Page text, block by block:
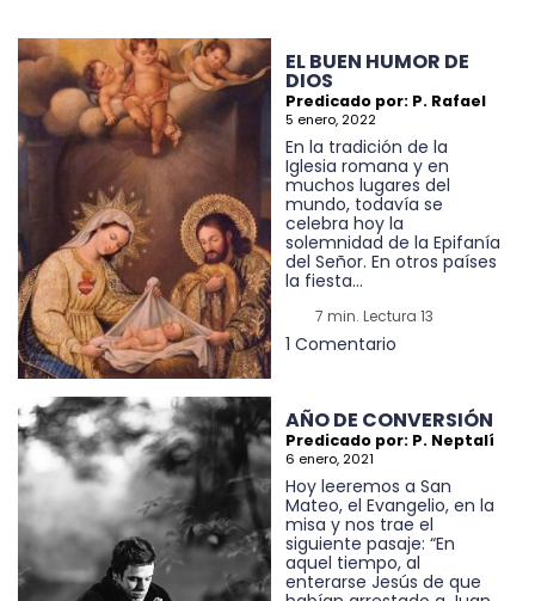
EL BUEN HUMOR DE
DIOS
Predicado por: P. Rafael
5 enero, 2022
En la tradición de la
Iglesia romana y en
muchos lugares del
mundo, todavía se
celebra hoy la
solemnidad de la Epifanía
del Señor. En otros países
la fiesta...
7 min. Lectura 13
1 Comentario
AÑO DE CONVERSIÓN
Predicado por: P. Neptalí
6 enero, 2021
Hoy leeremos a San
Mateo, el Evangelio, en la
misa y nos trae el
siguiente pasaje: “En
aquel tiempo, al
enterarse Jesús de que